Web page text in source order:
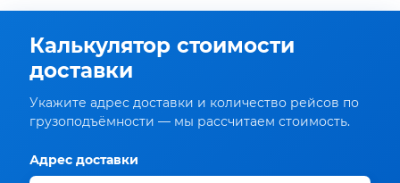
Калькулятор стоимости
доставки
Укажите адрес доставки и количество рейсов по
грузоподъёмности — мы рассчитаем стоимость.
Адрес доставки